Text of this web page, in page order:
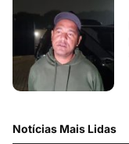
Notícias Mais Lidas